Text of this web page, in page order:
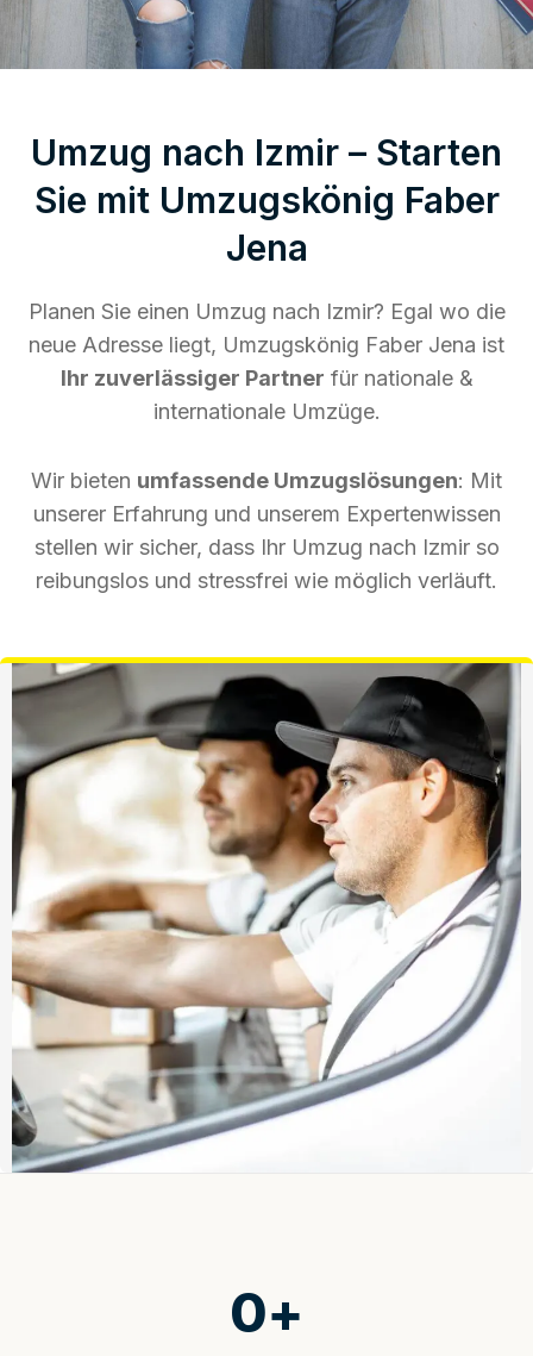
Umzug nach Izmir – Starten
Sie mit Umzugskönig Faber
Jena
Planen Sie einen Umzug nach Izmir? Egal wo die
neue Adresse liegt, Umzugskönig Faber Jena ist
Ihr zuverlässiger Partner für nationale &
internationale Umzüge.
Wir bieten umfassende Umzugslösungen: Mit
unserer Erfahrung und unserem Expertenwissen
stellen wir sicher, dass Ihr Umzug nach Izmir so
reibungslos und stressfrei wie möglich verläuft.
0+